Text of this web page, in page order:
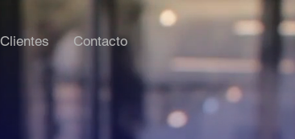
Clientes Contacto